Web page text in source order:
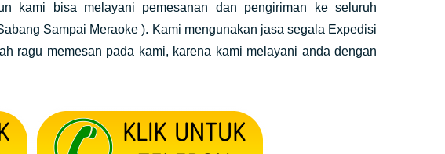
kami bisa melayani pemesanan dan pengiriman ke seluruh
Sampai Meraoke ). Kami mengunakan jasa segala Expedisi
ragu memesan pada kami, karena kami melayani anda dengan